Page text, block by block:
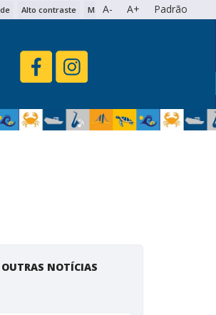
A- A+ Padrão
Alto contraste Mapa do site
OUTRAS NOTÍCIAS